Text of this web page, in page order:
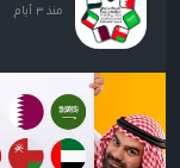
منذ ٣ أيام